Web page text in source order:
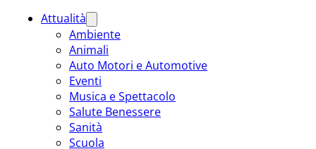
Attualità
Ambiente
Animali
Auto Motori e Automotive
Eventi
Musica e Spettacolo
Salute Benessere
Sanità
Scuola